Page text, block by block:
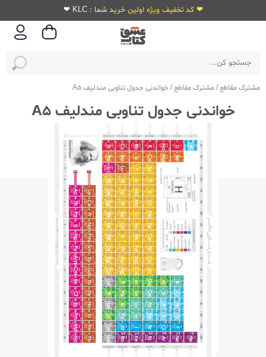
❤ کد تخفیف ویژه اولین خرید شما : KLC ❤
مشترک مقاطع/ مشترک مقاطع/ خواندنی جدول تناوبی مندلیف A5
خواندنی جدول تناوبی مندلیف A5